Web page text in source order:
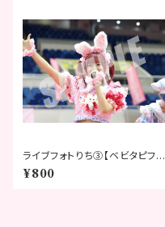
ライブフォトりち③【ベビタピフェ
スティバル2026】
¥800